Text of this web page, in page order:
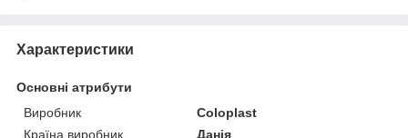
Характеристики
Основні атрибути
Виробник
Coloplast
Країна виробник
Данія